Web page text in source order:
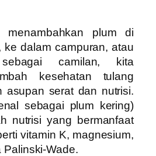
menambahkan plum di
ke dalam campuran, atau
sebagai camilan, kita
kesehatan tulang
asupan serat dan nutrisi.
sebagai plum kering)
nutrisi yang bermanfaat
vitamin K, magnesium,
Palinski-Wade.